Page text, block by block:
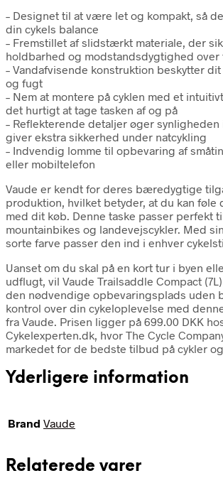
– Designet til at være let og kompakt, så
din cykels balance
– Fremstillet af slidstærkt materiale, der
holdbarhed og modstandsdygtighed over
– Vandafvisende konstruktion beskytter
og fugt
– Nem at montere på cyklen med et
det hurtigt at tage tasken af og på
– Reflekterende detaljer øger
giver ekstra sikkerhed under natcykling
– Indvendig lomme til opbevaring af
eller mobiltelefon
Vaude er kendt for deres bæredygtige
produktion, hvilket betyder, at du kan føle
med dit køb. Denne taske passer perfekt
mountainbikes og landevejscykler. Med
sorte farve passer den ind i enhver
Uanset om du skal på en kort tur i byen
udflugt, vil Vaude Trailsaddle Compact
den nødvendige opbevaringsplads uden
kontrol over din cykeloplevelse med
fra Vaude. Prisen ligger på 699.00 DKK
Cykelexperten.dk, hvor The Cycle
markedet for de bedste tilbud på cykler
Yderligere information
Brand Vaude
Relaterede varer